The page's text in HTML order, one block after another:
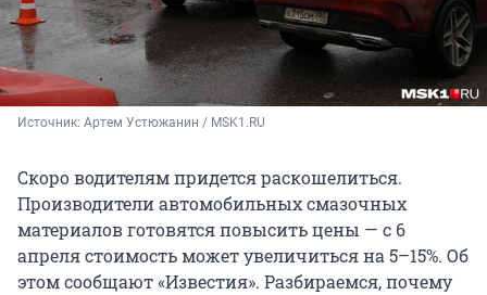
Источник: Артем Устюжанин / MSK1.RU
Скоро водителям придется раскошелиться.
Производители автомобильных смазочных
материалов готовятся повысить цены — с 6
апреля стоимость может увеличиться на 5–15%. Об
этом сообщают «Известия». Разбираемся, почему